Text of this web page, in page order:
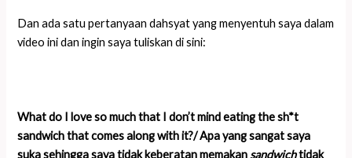
Dan ada satu pertanyaan dahsyat yang menyentuh saya dalam
video ini dan ingin saya tuliskan di sini:
What do I love so much that I don’t mind eating the sh*t
sandwich that comes along with it?/Apa yang sangat saya
suka sehingga saya tidak keberatan memakansandwichtidak